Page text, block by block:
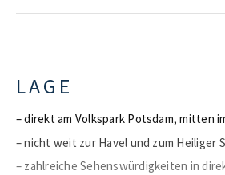
LAGE
– direkt am Volkspark Potsdam, mitten
– nicht weit zur Havel und zum Heiliger
– zahlreiche Sehenswürdigkeiten in